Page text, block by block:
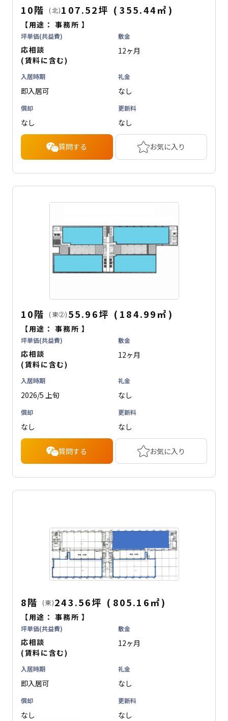
10階 (北)107.52坪 ( 355.44㎡ )
【用途：事務所 】
坪単価(共益費)
応相談
(賃料に含む)
敷金
12ヶ月
入居時期
即入居可
礼金
なし
償却
なし
更新料
なし
質問する お気に入り
10階 (東②) 55.96坪 ( 184.99㎡ )
【用途：事務所 】
坪単価(共益費)
応相談
(賃料に含む)
敷金
12ヶ月
入居時期
2026/5 上旬
礼金
なし
償却
なし
更新料
なし
質問する お気に入り
8階 (東)243.56坪 ( 805.16㎡)
【用途：事務所 】
坪単価(共益費)
応相談
(賃料に含む)
敷金
12ヶ月
入居時期
即入居可
礼金
なし
償却
なし
更新料
なし